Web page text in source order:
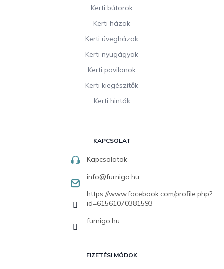
Kerti bútorok
Kerti házak
Kerti üvegházak
Kerti nyugágyak
Kerti pavilonok
Kerti kiegészítők
Kerti hinták
KAPCSOLAT
Kapcsolatok
info@furnigo.hu
https://www.facebook.com/profile.php?
id=61561070381593
furnigo.hu
FIZETÉSI MÓDOK